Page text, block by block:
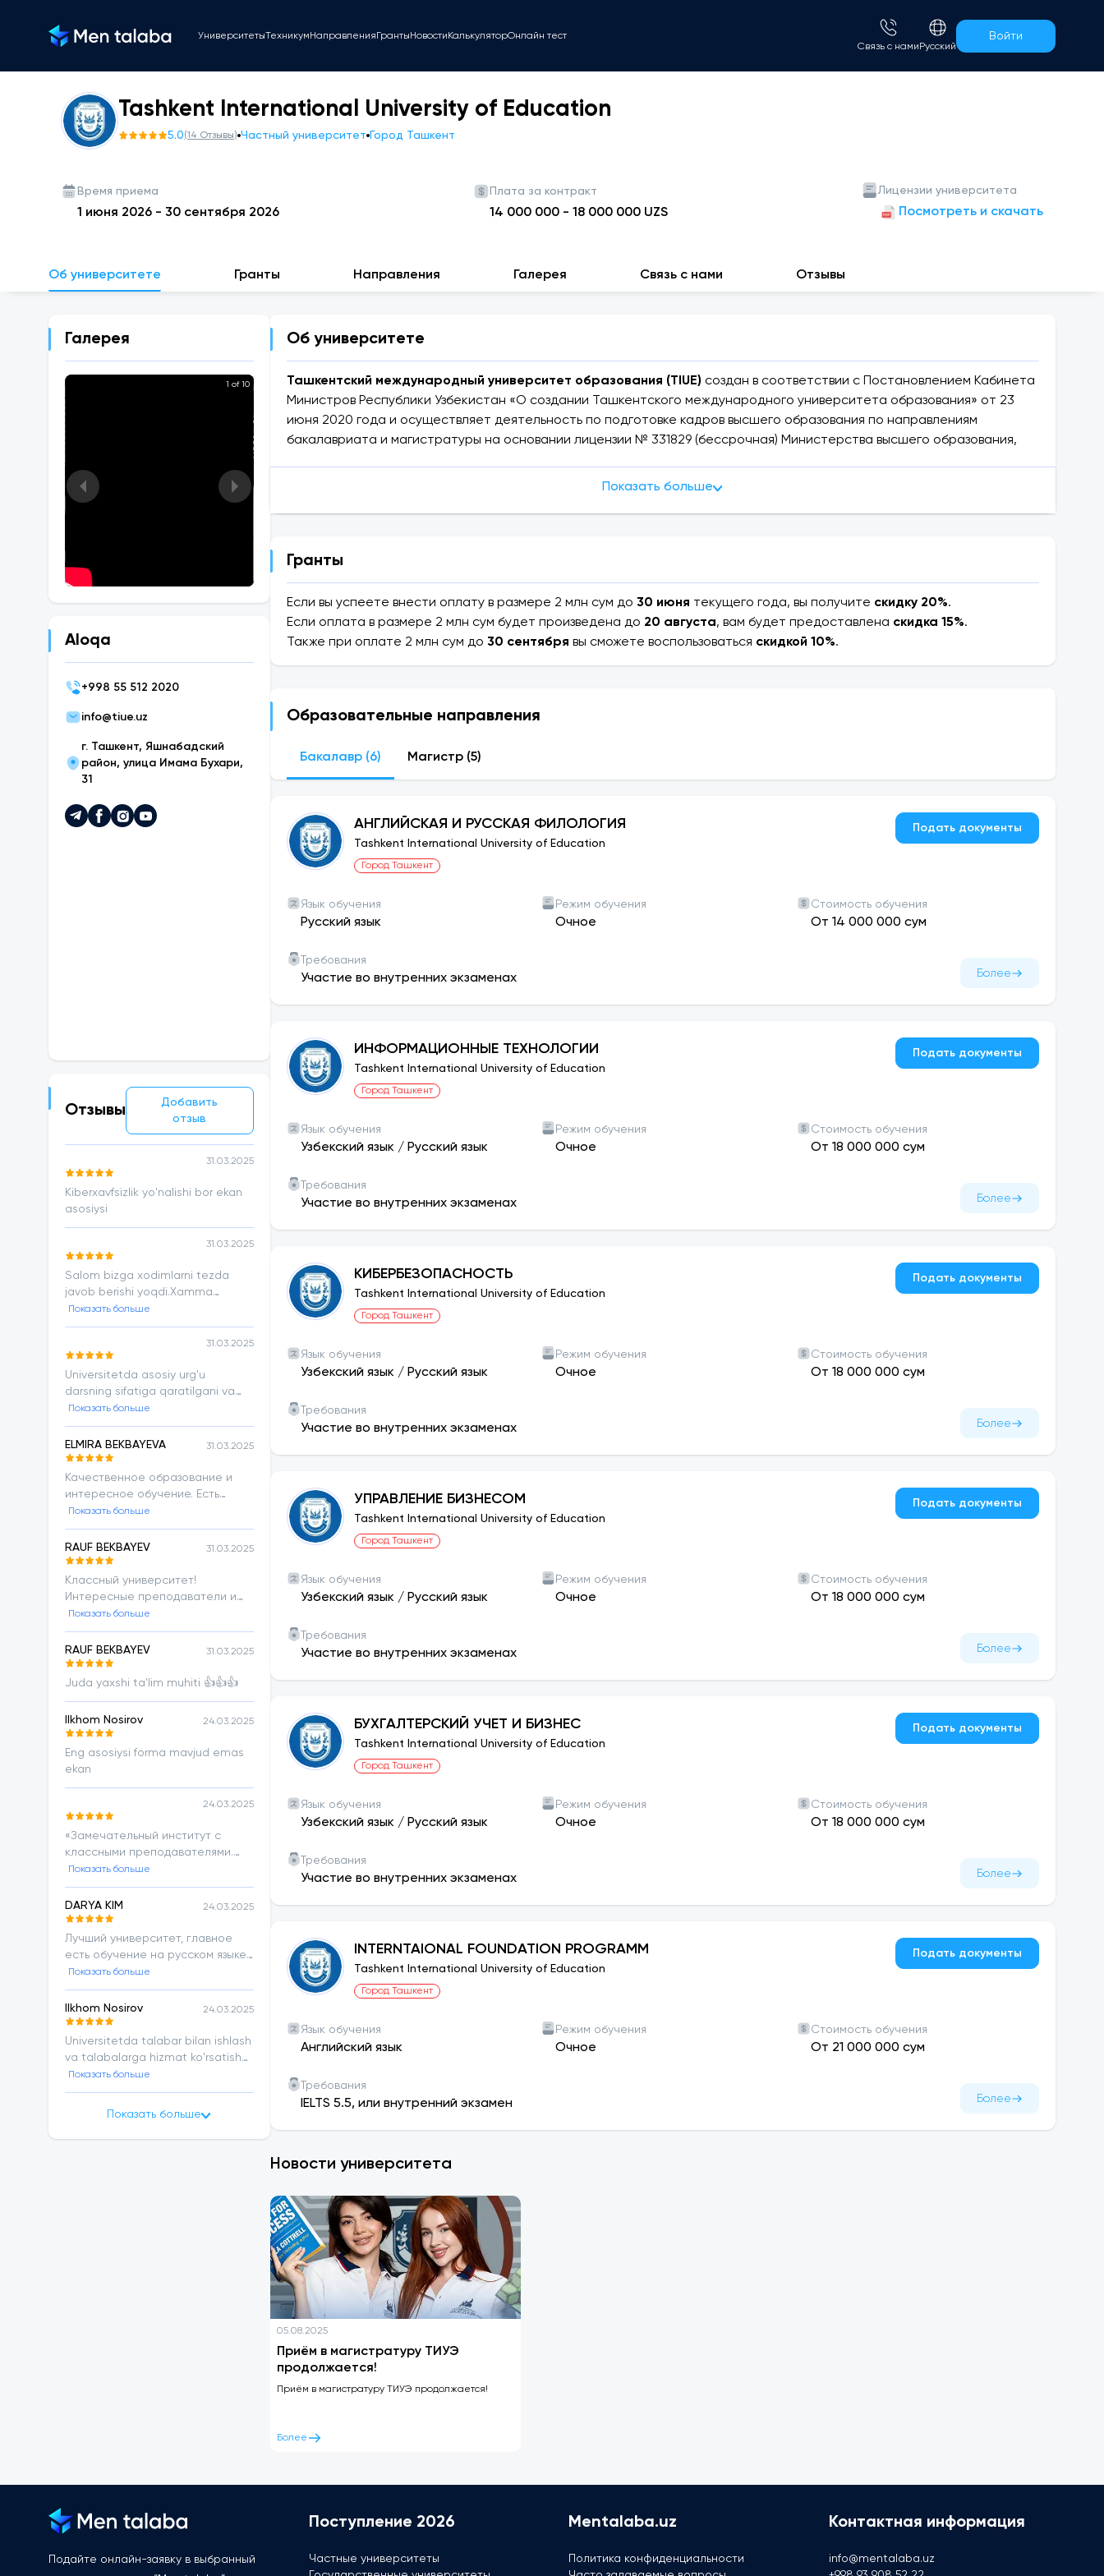
УниверситетыТехникум Направления Гранты Новости КалькуляторОнлайн тест
Связь с нами Русский
Войти
Tashkent International University of Education
5.0(14 Отзывы) Частный университет Город Ташкент
Время приема
1 июня 2026 - 30 сентября 2026
Плата за контракт
14 000 000 - 18 000 000 UZS
Лицензии университета
Посмотреть и скачать
Об университете Гранты Направления Галерея Связь с нами Отзывы
Галерея
1 of 10
Aloqa
+998 55 512 2020
info@tiue.uz
г. Ташкент, Яшнабадский
район, улица Имама Бухари,
31
Отзывы
Добавить
отзыв
31.03.2025
Kiberxavfsizlik yo'nalishi bor ekan
asosiysi
31.03.2025
Salom bizga xodimlarni tezda
javob berishi yoqdi.Xamma
savollarga tezda va aniq javob
oldik.
Показать больше
31.03.2025
Universitetda asosiy urg'u
darsning sifatiga qaratilgani va
yo'nalishlari zamon talabi bo‘lib
turgan yo'nalishlar ekani bu
tahsinga loyiq.
Показать больше
ELMIRA BEKBAYEVA 31.03.2025
Качественное образование и
интересное обучение. Есть
также магистратура. Диплом
гособразца
Показать больше
RAUF BEKBAYEV 31.03.2025
Классный университет!
Интересные преподаватели и
хорошая атмосфера!
Показать больше
RAUF BEKBAYEV 31.03.2025
Juda yaxshi ta'lim muhiti 👍👍👍
Ilkhom Nosirov 24.03.2025
Eng asosiysi forma mavjud emas
ekan
24.03.2025
«Замечательный институт с
классными преподавателями.
Легкая обстановка, лояльные
условия. Преподаватели
внимательные, отзывчивые.
Большое спасибо руководству за
такой хорошо сформированный
образовательный процесс».
Показать больше
DARYA KIM 24.03.2025
Лучший университет, главное
есть обучение на русском языке ,
актуальные направления
приветливый персонал!
Показать больше
Ilkhom Nosirov 24.03.2025
Universitetda talabar bilan ishlash
va talabalarga hizmat ko'rsatish
alo darajada
Показать больше
Показать больше
Об университете
Ташкентский международный университет образования (TIUE) создан в соответствии с Постановлением Кабинета
Министров Республики Узбекистан «О создании Ташкентского международного университета образования» от 23
июня 2020 года и осуществляет деятельность по подготовке кадров высшего образования по направлениям
бакалавриата и магистратуры на основании лицензии № 331829 (бессрочная) Министерства высшего образования,
Университет сотрудничает с такими квалификационными организациями и образовательными учреждениями, как
International University (Малайзия), Inha University in Uzbek (IUT), Dongshin University (Южная Корея), MDIS Singapore, Amity
University (Узбекистан).
Все преподаватели TIUE являются профессорами, имеющими высокую квалификацию в своих областях, ученые звания
научить их находить решения любых проблемных ситуаций, которые могут возникнуть в будущем, связанных с данной
областью.
Университет располагает всей необходимой инфраструктурой для международного образования, включая
собственный кампус. Интеграция TIUE с отечественными и зарубежными высшими учебными заведениями, расширение
сферы предоставляемых услуг даст возможность вести научно-исследовательскую деятельность, позволит
студентам проявить свои способности, реализовать себя и стать лидерами завтрашнего дня, а также приобрести
необходимые навыки и знания для трудоустройства.
у студентов есть возможность не только получить качественное академическое образование, но и расширить свой
кругозор и построить прочные связи со своими сверстниками. В университете действует множество клубов,
соревнования и благотворительные акции. Это дает студентам широкие возможности не только отдохнуть, но и
продемонстрировать свои таланты, укрепить знания и внести свой вклад в развитие общества.
Показать больше
Гранты
Если вы успеете внести оплату в размере 2 млн сум до 30 июня текущего года, вы получите скидку 20%.
Если оплата в размере 2 млн сум будет произведена до 20 августа, вам будет предоставлена скидка 15%.
Также при оплате 2 млн сум до 30 сентября вы сможете воспользоваться скидкой 10%.
Образовательные направления
Бакалавр (6) Магистр (5)
АНГЛИЙСКАЯ И РУССКАЯ ФИЛОЛОГИЯ
Tashkent International University of Education
Город Ташкент
Подать документы
Язык обучения
Русский язык
Режим обучения
Очное
Стоимость обучения
От 14 000 000 сум
Требования
Участие во внутренних экзаменах Более
ИНФОРМАЦИОННЫЕ ТЕХНОЛОГИИ
Tashkent International University of Education
Город Ташкент
Подать документы
Язык обучения
Узбекский язык / Русский язык
Режим обучения
Очное
Стоимость обучения
От 18 000 000 сум
Требования
Участие во внутренних экзаменах Более
КИБЕРБЕЗОПАСНОСТЬ
Tashkent International University of Education
Город Ташкент
Подать документы
Язык обучения
Узбекский язык / Русский язык
Режим обучения
Очное
Стоимость обучения
От 18 000 000 сум
Требования
Участие во внутренних экзаменах Более
УПРАВЛЕНИЕ БИЗНЕСОМ
Tashkent International University of Education
Город Ташкент
Подать документы
Язык обучения
Узбекский язык / Русский язык
Режим обучения
Очное
Стоимость обучения
От 18 000 000 сум
Требования
Участие во внутренних экзаменах Более
БУХГАЛТЕРСКИЙ УЧЕТ И БИЗНЕС
Tashkent International University of Education
Город Ташкент
Подать документы
Язык обучения
Узбекский язык / Русский язык
Режим обучения
Очное
Стоимость обучения
От 18 000 000 сум
Требования
Участие во внутренних экзаменах Более
INTERNTAIONAL FOUNDATION PROGRAMM
Tashkent International University of Education
Город Ташкент
Подать документы
Язык обучения
Английский язык
Режим обучения
Очное
Стоимость обучения
От 21 000 000 сум
Требования
IELTS 5.5, или внутренний экзамен Более
Новости университета
05.08.2025
Приём в магистратуру ТИУЭ
продолжается!
Приём в магистратуру ТИУЭ продолжается!
Более
Подайте онлайн-заявку в выбранный
Поступление 2026
Частные университеты
Mentalaba.uz
Политика конфиденциальности
Контактная информация
info@mentalaba.uz